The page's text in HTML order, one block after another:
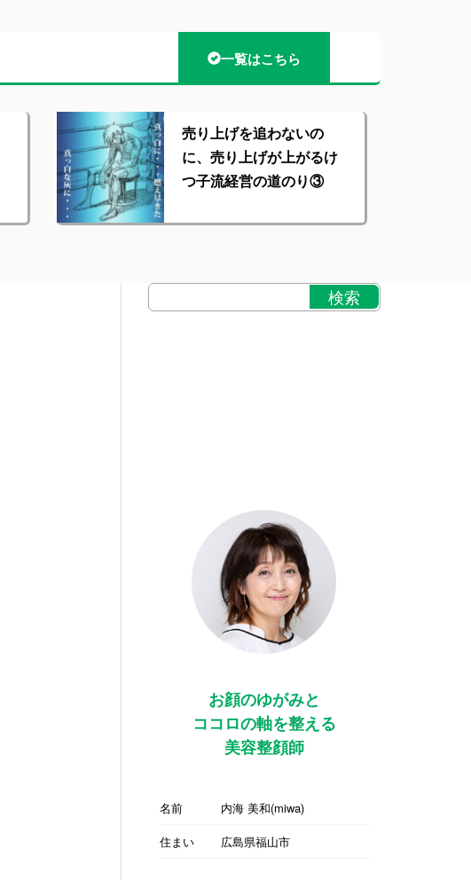
一覧はこちら
売り上げを追わないの
に、売り上げが上がるけ
つ子流経営の道のり③
お顔のゆがみと
ココロの軸を整える
美容整顔師
名前
内海 美和(miwa)
住まい
広島県福山市